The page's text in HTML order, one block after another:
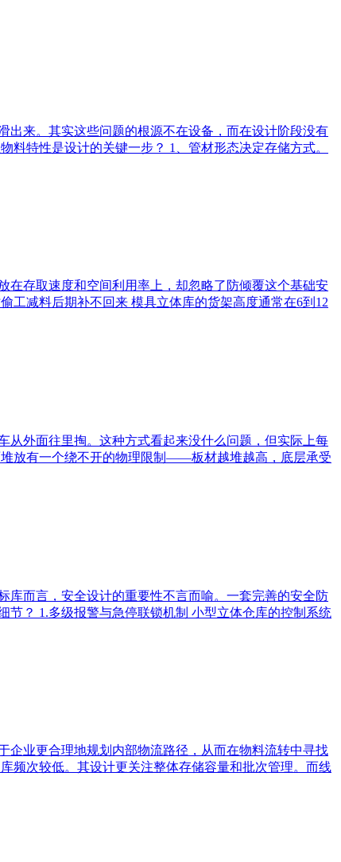
来。其实这些问题的根源不在设备，而在设计阶段没有
特性是设计的关键一步？ 1、管材形态决定存储方式。
在存取速度和空间利用率上，却忽略了防倾覆这个基础安
工减料后期补不回来 模具立体库的货架高度通常在6到12
从外面往里掏。这种方式看起来没什么问题，但实际上每
放有一个绕不开的物理限制——板材越堆越高，底层承受
库而言，安全设计的重要性不言而喻。一套完善的安全防
？ 1.多级报警与急停联锁机制 小型立体仓库的控制系统
企业更合理地规划内部物流路径，从而在物料流转中寻找
频次较低。其设计更关注整体存储容量和批次管理。而线